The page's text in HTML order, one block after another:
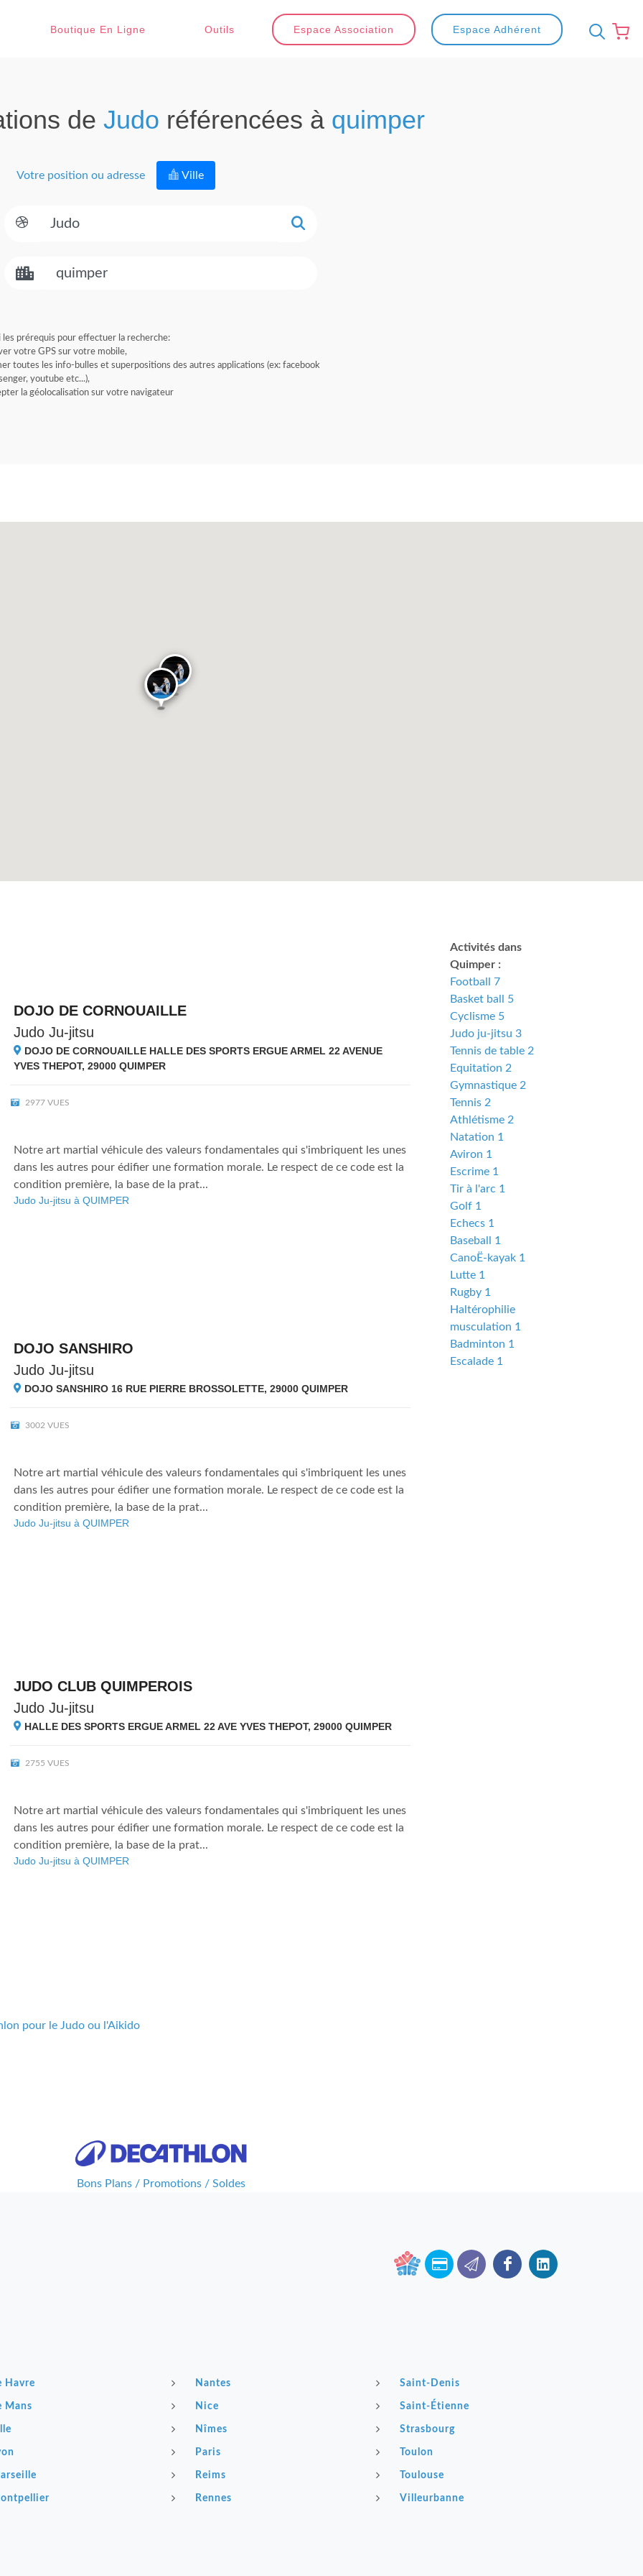
Boutique En Ligne Outils Espace Association Espace Adhérent
de Judo référencées à quimper
Votre position ou adresse Ville
les prérequis pour effectuer la recherche:
votre GPS sur votre mobile,
toutes les info-bulles et superpositions des autres applications (ex: facebook
youtube etc...),
la géolocalisation sur votre navigateur
DOJO DE CORNOUAILLE
Judo Ju-jitsu
DOJO DE CORNOUAILLE HALLE DES SPORTS ERGUE ARMEL 22 AVENUE
YVES THEPOT, 29000QUIMPER
2977 VUES
Notre art martial véhicule des valeurs fondamentales qui s'imbriquent les unes
dans les autres pour édifier une formation morale. Le respect de ce code est la
condition première, la base de la prat...
Judo Ju-jitsu à QUIMPER
DOJO SANSHIRO
Judo Ju-jitsu
DOJO SANSHIRO 16 RUE PIERRE BROSSOLETTE, 29000QUIMPER
3002 VUES
Notre art martial véhicule des valeurs fondamentales qui s'imbriquent les unes
dans les autres pour édifier une formation morale. Le respect de ce code est la
condition première, la base de la prat...
Judo Ju-jitsu à QUIMPER
JUDO CLUB QUIMPEROIS
Judo Ju-jitsu
HALLE DES SPORTS ERGUE ARMEL 22 AVE YVES THEPOT, 29000QUIMPER
2755 VUES
Notre art martial véhicule des valeurs fondamentales qui s'imbriquent les unes
dans les autres pour édifier une formation morale. Le respect de ce code est la
condition première, la base de la prat...
Judo Ju-jitsu à QUIMPER
pour le Judo ou l'Aikido
Activités dans
Quimper :
Football 7
Basket ball 5
Cyclisme 5
Judo ju-jitsu 3
Tennis de table 2
Equitation 2
Gymnastique 2
Tennis 2
Athlétisme 2
Natation 1
Aviron 1
Escrime 1
Tir à l'arc 1
Golf 1
Echecs 1
Baseball 1
CanoË-kayak 1
Lutte 1
Rugby 1
Haltérophilie
musculation 1
Badminton 1
Escalade 1
Bons Plans / Promotions / Soldes
Havre
Mans
Nantes
Nice
Nîmes
Paris
Reims
Rennes
Saint-Denis
Saint-Étienne
Strasbourg
Toulon
Toulouse
Villeurbanne